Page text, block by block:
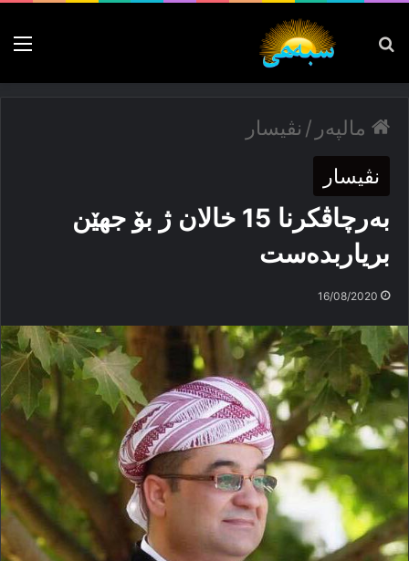
پەیدا بکە
مالپەر / نڤیسار
نڤیسار
بەرچاڤكرنا 15 خالان ژ بۆ جھێن
بریاربدەست
16/08/2020